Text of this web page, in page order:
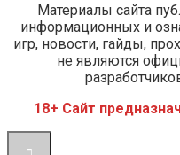
Материалы сайта
информационных и
игр, новости, гайды,
не являются
18+ Сайт